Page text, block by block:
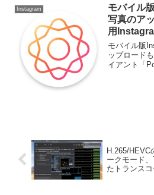
Instagram
モバイル
写真のア
用
「Poster
モバイル版
ップロード
イアント「
H.265/HEVC
ークモード
たトランス